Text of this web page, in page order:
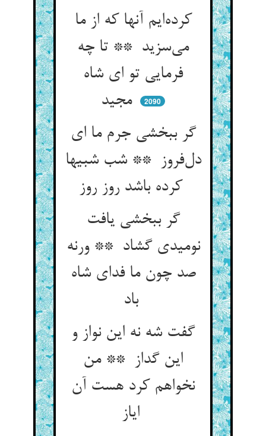
کرده‌ایم آنها که از ما
می‌سزید ** تا چه
فرمایی تو ای شاه
مجید
2090
گر ببخشی جرم ما ای
دل‌فروز ** شب شبیها
گر ببخشی یافت
نومیدی گشاد ** ورنه
صد چون ما فدای شاه
باد
گفت شه نه این نواز و
این گداز ** من
نخواهم کرد هست آن